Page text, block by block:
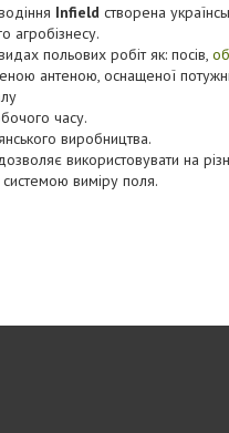
Infield створена
агробізнесу.
польових робіт як: посів,
антеною, оснащеної
часу.
виробництва.
використовувати на
виміру поля.